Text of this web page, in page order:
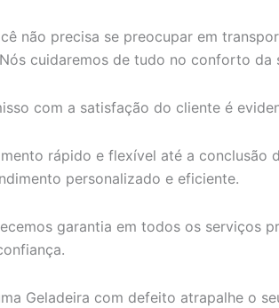
não precisa se preocupar em
cuidaremos de tudo no conforto da
com a satisfação do cliente é
rápido e flexível até a conclusão
personalizado e eficiente.
garantia em todos os serviços
Geladeira com defeito atrapalhe o